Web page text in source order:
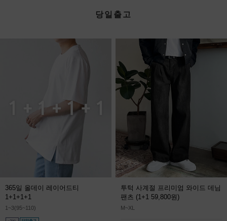
당일출고
365일 올데이 레이어드티
1+1+1+1
1~3(95~110)
투턱 사계절 프리미엄 와이드 데님
팬츠 (1+1 59,800원)
M~XL